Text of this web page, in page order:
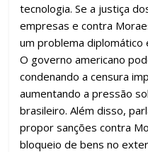
tecnologia. Se a justiça
empresas e contra
um problema diplomático
O governo americano
condenando a censura
aumentando a pressão
brasileiro. Além disso,
propor sanções contra
bloqueio de bens no